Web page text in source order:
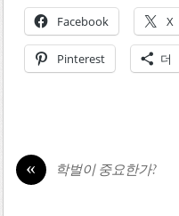
Facebook X
Pinterest 더
« 학벌이 중요한가?